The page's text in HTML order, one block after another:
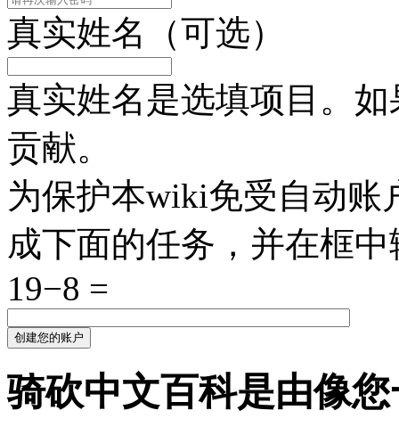
真实姓名（可选）
真实姓名是选填项目。
贡献。
为保护本wiki免受自动账
成下面的任务，并在框
19−8 =
创建您的账户
骑砍中文百科是由像